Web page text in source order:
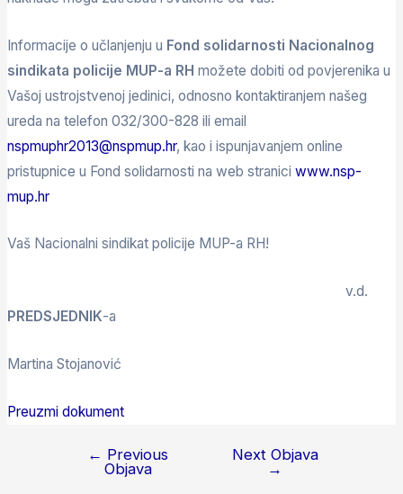
Informacije o učlanjenju u Fond solidarnosti Nacionalnog
sindikata policije MUP-a RH možete dobiti od povjerenika u
Vašoj ustrojstvenoj jedinici, odnosno kontaktiranjem našeg
ureda na telefon 032/300-828 ili email
nspmuphr2013@nspmup.hr, kao i ispunjavanjem online
pristupnice u Fond solidarnosti na web straniciwww.nsp-
mup.hr
Vaš Nacionalni sindikat policije MUP-a RH!
v.d.
PREDSJEDNIK-a
Martina Stojanović
Preuzmi dokument
← Previous
Objava
Next Objava
→